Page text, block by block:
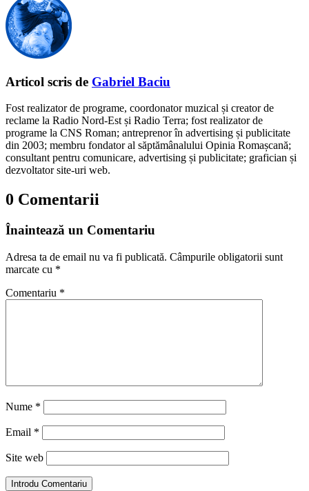
Articol scris de Gabriel Baciu
Fost realizator de programe, coordonator muzical și creator de
reclame la Radio Nord-Est și Radio Terra; fost realizator de
programe la CNS Roman; antreprenor în advertising și publicitate
din 2003; membru fondator al săptămânalului Opinia Romașcană;
consultant pentru comunicare, advertising și publicitate; grafician și
dezvoltator site-uri web.
0 Comentarii
Înaintează un Comentariu
Adresa ta de email nu va fi publicată. Câmpurile obligatorii sunt
marcate cu *
Comentariu *
Nume *
Email *
Site web
Introdu Comentariu